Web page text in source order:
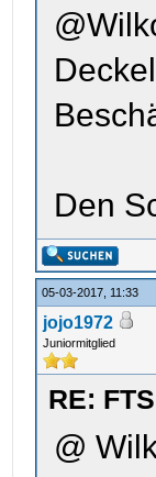
Den
05-03-2017, 11:33
jojo1972
Juniormitglied
RE:
@